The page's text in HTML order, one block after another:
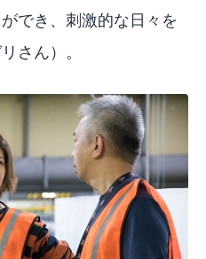
でき、刺激的な日々を
さん）。